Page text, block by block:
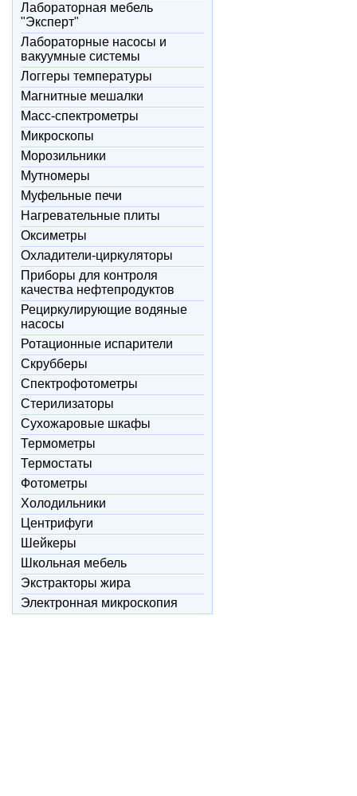
Лабораторная мебель
"Эксперт"
Лабораторные насосы и
вакуумные системы
Логгеры температуры
Магнитные мешалки
Масс-спектрометры
Микроскопы
Морозильники
Мутномеры
Муфельные печи
Нагревательные плиты
Оксиметры
Охладители-циркуляторы
Приборы для контроля
качества нефтепродуктов
Рециркулирующие водяные
насосы
Ротационные испарители
Скрубберы
Спектрофотометры
Стерилизаторы
Сухожаровые шкафы
Термометры
Термостаты
Фотометры
Холодильники
Центрифуги
Шейкеры
Школьная мебель
Экстракторы жира
Электронная микроскопия